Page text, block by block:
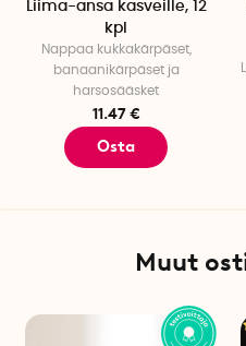
Liima-ansa kasveille, 12
kpl
Nappaa kukkakärpäset,
banaanikärpäset ja
harsosääsket
11.47 €
Osta
Muut